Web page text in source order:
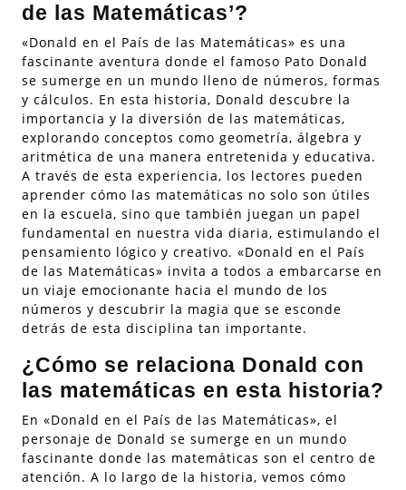
de las Matemáticas’?
«Donald en el País de las Matemáticas» es una
fascinante aventura donde el famoso Pato Donald
se sumerge en un mundo lleno de números, formas
y cálculos. En esta historia, Donald descubre la
importancia y la diversión de las matemáticas,
explorando conceptos como geometría, álgebra y
aritmética de una manera entretenida y educativa.
A través de esta experiencia, los lectores pueden
aprender cómo las matemáticas no solo son útiles
en la escuela, sino que también juegan un papel
fundamental en nuestra vida diaria, estimulando el
pensamiento lógico y creativo. «Donald en el País
de las Matemáticas» invita a todos a embarcarse en
un viaje emocionante hacia el mundo de los
números y descubrir la magia que se esconde
detrás de esta disciplina tan importante.
¿Cómo se relaciona Donald con
las matemáticas en esta historia?
En «Donald en el País de las Matemáticas», el
personaje de Donald se sumerge en un mundo
fascinante donde las matemáticas son el centro de
atención. A lo largo de la historia, vemos cómo